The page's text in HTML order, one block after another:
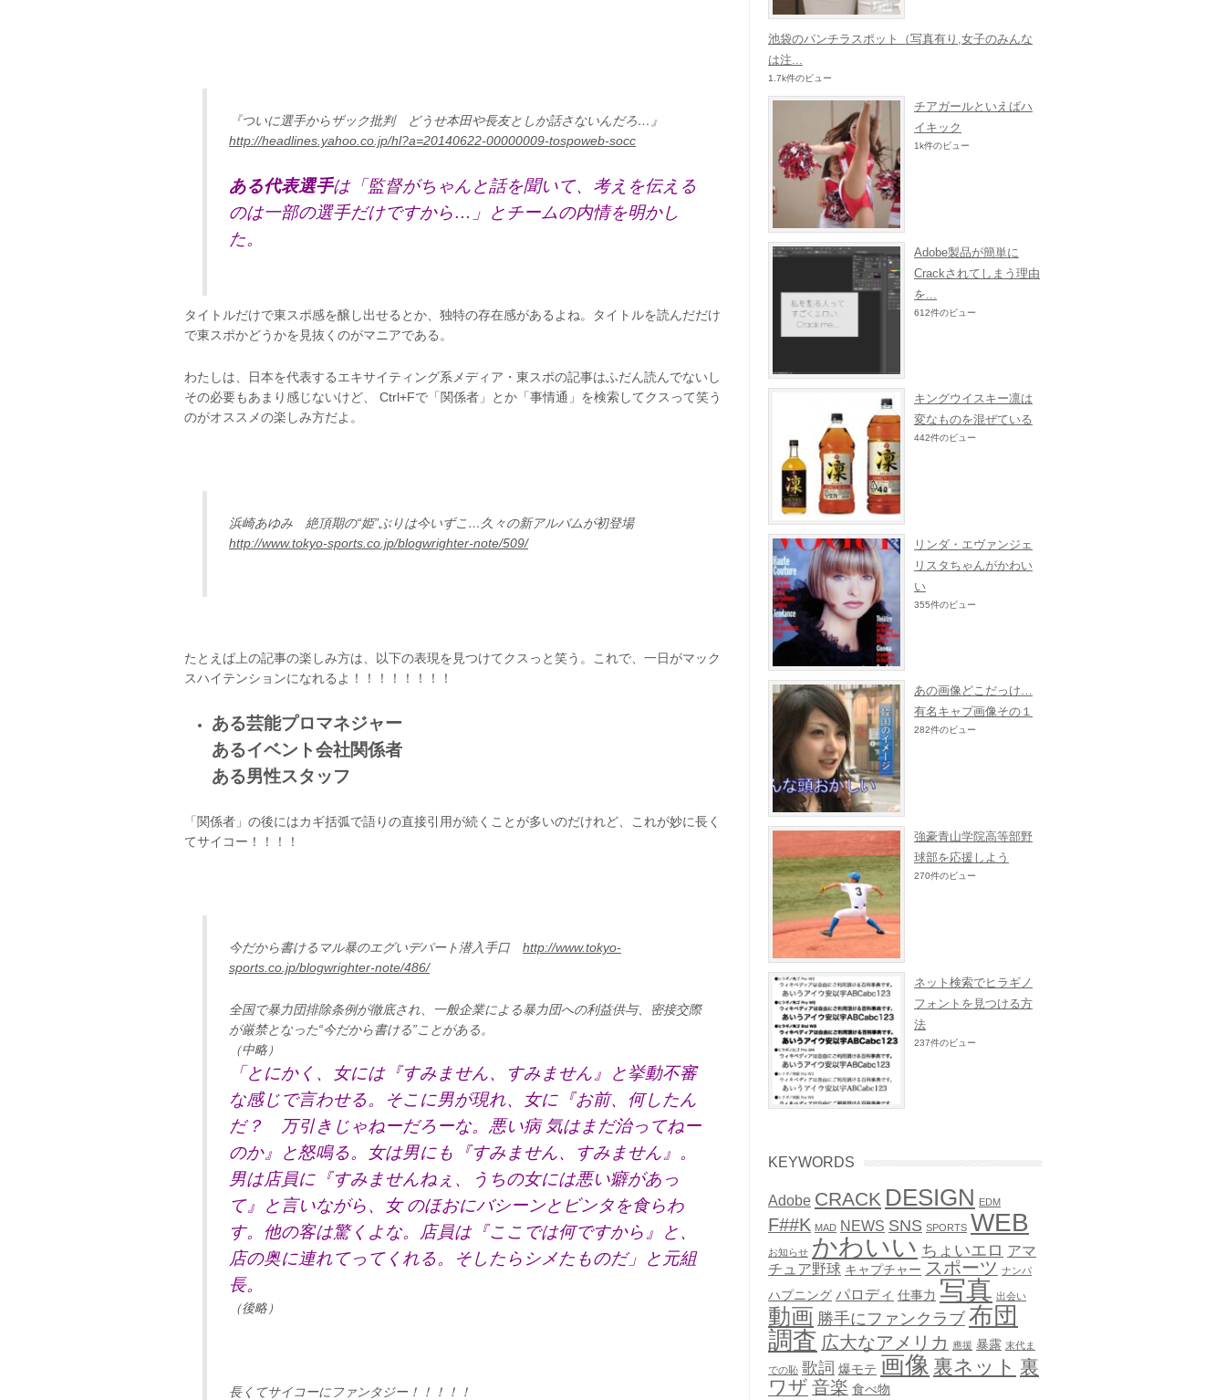
『ついに選手からザック批判 どうせ本田や長友としか話さないんだろ…』
http://headlines.yahoo.co.jp/hl?a=20140622-00000009-tospoweb-socc
ある代表選手は「監督がちゃんと話を聞いて、考えを伝える
のは一部の選手だけですから…」とチームの内情を明かし
た。
タイトルだけで東スポ感を醸し出せるとか、独特の存在感があるよね。タイトルを読んだだけ
で東スポかどうかを見抜くのがマニアである。
わたしは、日本を代表するエキサイティング系メディア・東スポの記事はふだん読んでないし
その必要もあまり感じないけど、 Ctrl+Fで「関係者」とか「事情通」を検索してクスって笑う
のがオススメの楽しみ方だよ。
浜崎あゆみ 絶頂期の“姫”ぶりは今いずこ…久々の新アルバムが初登場
http://www.tokyo-sports.co.jp/blogwrighter-note/509/
たとえば上の記事の楽しみ方は、以下の表現を見つけてクスっと笑う。これで、一日がマック
スハイテンションになれるよ！！！！！！！！
ある芸能プロマネジャー
あるイベント会社関係者
ある男性スタッフ
「関係者」の後にはカギ括弧で語りの直接引用が続くことが多いのだけれど、これが妙に長く
てサイコー！！！！
今だから書けるマル暴のエグいデパート潜入手口 http://www.tokyo-
sports.co.jp/blogwrighter-note/486/
全国で暴力団排除条例が徹底され、一般企業による暴力団への利益供与、密接交際
が厳禁となった“今だから書ける”ことがある。
（中略）
「とにかく、女には『すみません、すみません』と挙動不審
な感じで言わせる。そこに男が現れ、女に『お前、何したん
だ？ 万引きじゃねーだろーな。悪い病 気はまだ治ってねー
のか』と怒鳴る。女は男にも『すみません、すみません』。
男は店員に『すみませんねぇ、うちの女には悪い癖があっ
て』と言いながら、女 のほおにバシーンとビンタを食らわ
す。他の客は驚くよな。店員は『ここでは何ですから』と、
店の奥に連れてってくれる。そしたらシメたものだ」と元組
長。
（後略）
長くてサイコーにファンタジー！！！！！
池袋のパンチラスポット（写真有り,女子のみんな
は注...
1.7k件のビュー
チアガールといえばハ
イキック
1k件のビュー
Adobe製品が簡単に
Crackされてしまう理由
を...
612件のビュー
キングウイスキー凛は
変なものを混ぜている
442件のビュー
リンダ・エヴァンジェ
リスタちゃんがかわい
い
355件のビュー
あの画像どこだっけ…
有名キャプ画像その１
282件のビュー
強豪青山学院高等部野
球部を応援しよう
270件のビュー
ネット検索でヒラギノ
フォントを見つける方
法
237件のビュー
KEYWORDS
Adobe CRACK DESIGN EDM
F##K MAD NEWS SNS SPORTS WEB
お知らせ かわいい ちょいエロ アマ
チュア野球 キャプチャー スポーツ ナンパ
ハプニング パロディ 仕事力 写真 出会い
動画 勝手にファンクラブ布団
調査 広大なアメリカ 應援 暴露 末代ま
での恥 歌詞 爆モテ 画像 裏ネット 裏
ワザ 音楽 食べ物